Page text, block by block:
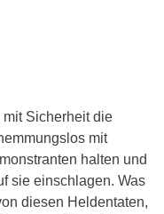
Sicherheit die
mit
halten und
sie einschlagen. Was
diesen Heldentaten,